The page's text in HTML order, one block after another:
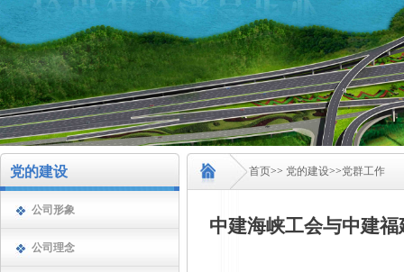
党的建设
公司形象
公司理念
首页>> 党的建设>>党群工作
中建海峡工会与中建